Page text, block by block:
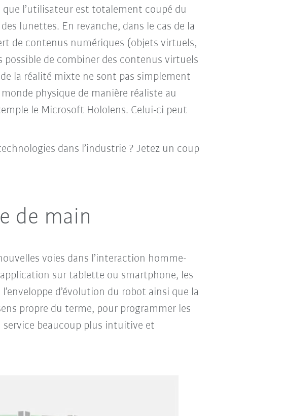
l’utilisateur est totalement coupé du
lunettes. En revanche, dans le cas de la
de contenus numériques (objets virtuels,
de combiner des contenus virtuels
la réalité mixte ne sont pas simplement
physique de manière réaliste au
le Microsoft Hololens. Celui-ci peut
dans l’industrie ? Jetez un coup
de main
voies dans l’interaction homme-
sur tablette ou smartphone, les
d’évolution du robot ainsi que la
propre du terme, pour programmer les
service beaucoup plus intuitive et